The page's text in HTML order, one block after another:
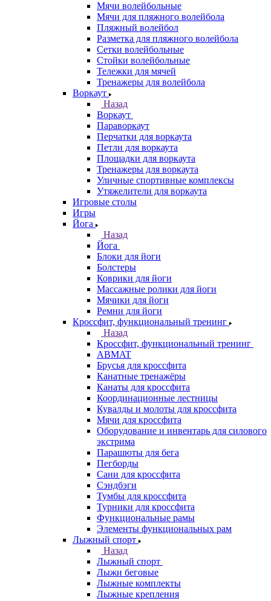
Мячи волейбольные
Мячи для пляжного волейбола
Пляжный волейбол
Разметка для пляжного волейбола
Сетки волейбольные
Стойки волейбольные
Тележки для мячей
Тренажеры для волейбола
Воркаут
Назад
Воркаут
Параворкаут
Перчатки для воркаута
Петли для воркаута
Площадки для воркаута
Тренажеры для воркаута
Уличные спортивные комплексы
Утяжелители для воркаута
Игровые столы
Игры
Йога
Назад
Йога
Блоки для йоги
Болстеры
Коврики для йоги
Массажные ролики для йоги
Мячики для йоги
Ремни для йоги
Кроссфит, функциональный тренинг
Назад
Кроссфит, функциональный тренинг
ABMAT
Брусья для кроссфита
Канатные тренажёры
Канаты для кроссфита
Координационные лестницы
Кувалды и молоты для кроссфита
Мячи для кроссфита
Оборудование и инвентарь для силового
экстрима
Парашюты для бега
Пегборды
Сани для кроссфита
Сэндбэги
Тумбы для кроссфита
Турники для кроссфита
Функциональные рамы
Элементы функциональных рам
Лыжный спорт
Назад
Лыжный спорт
Лыжи беговые
Лыжные комплекты
Лыжные крепления